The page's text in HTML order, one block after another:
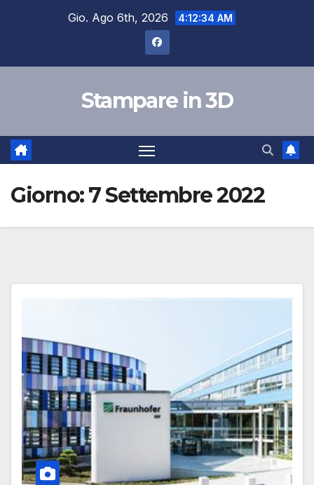
Gio. Ago 6th, 2026 4:12:35 AM
Stampare in 3D
Giorno:7 Settembre 2022